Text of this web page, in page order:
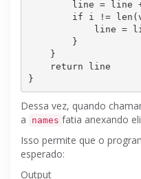
Dessa vez, quando
a
names fatia anexando
Isso permite que o
esperado:
Output